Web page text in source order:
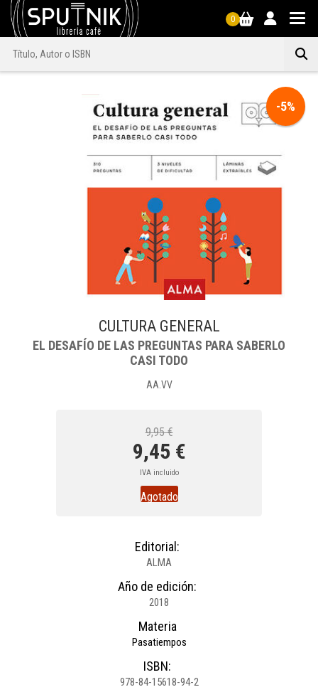
0
-5%
CULTURA GENERAL
EL DESAFÍO DE LAS PREGUNTAS PARA SABERLO
CASI TODO
AA.VV
9,95 €
9,45 €
IVA incluido
Agotado
Editorial:
ALMA
Año de edición:
2018
Materia
Pasatiempos
ISBN:
978-84-15618-94-2